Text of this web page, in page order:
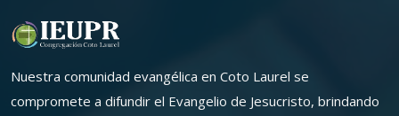
Nuestra comunidad evangélica en Coto Laurel se
compromete a difundir el Evangelio de Jesucristo, brindando